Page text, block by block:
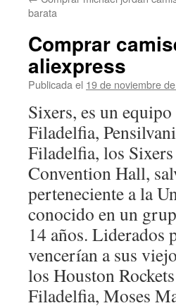
barata
Comprar
aliexpress
Publicada el 19 de noviembre
Sixers, es un
Filadelfia,
Filadelfia, los
Convention Hall,
perteneciente a la
conocido en un
14 años.
vencerían a sus
los Houston
Filadelfia, Moses